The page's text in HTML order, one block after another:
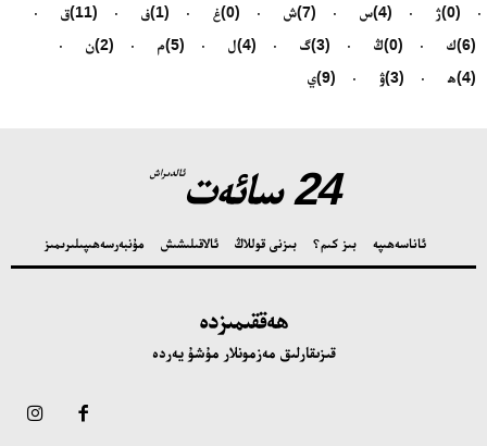
ژ
(0) س (4) ش (7) غ (0) ف (1) ق
(11)
ك
(6) ڭ (0) گ (3) ل (4) م (5) ن
(2)
ھ
(4) ۋ (3) ي (9)
24 سائەت ئالدىراش
ئاناسەھىپە بىز كىم؟ بىزنى قوللاڭ ئالاقىلىشىش مۇنبەرسەھىپىلىرىمىز
ھەققىمىزدە
قىزىقارلىق مەزمونلار مۇشۇ يەردە